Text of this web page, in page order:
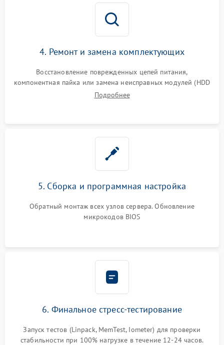
4. Ремонт и замена комплектующих
Восстановление поврежденных цепей питания,
компонентная пайка или замена неисправных модулей (HDD
Подробнее
5. Сборка и программная настройка
Обратный монтаж всех узлов сервера. Обновление
микрокодов BIOS
6. Финальное стресс-тестирование
Запуск тестов (Linpack, MemTest, Iometer) для проверки
стабильности при 100% нагрузке в течение 12-24 часов.